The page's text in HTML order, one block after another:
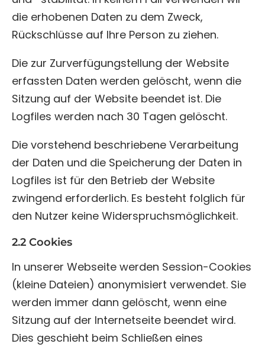
die erhobenen Daten zu dem Zweck,
Rückschlüsse auf Ihre Person zu ziehen.
Die zur Zurverfügungstellung der Website
erfassten Daten werden gelöscht, wenn die
Sitzung auf der Website beendet ist. Die
Logfiles werden nach 30 Tagen gelöscht.
Die vorstehend beschriebene Verarbeitung
der Daten und die Speicherung der Daten in
Logfiles ist für den Betrieb der Website
zwingend erforderlich. Es besteht folglich für
den Nutzer keine Widerspruchsmöglichkeit.
2.2 Cookies
In unserer Webseite werden Session-Cookies
(kleine Dateien) anonymisiert verwendet. Sie
werden immer dann gelöscht, wenn eine
Sitzung auf der Internetseite beendet wird.
Dies geschieht beim Schließen eines